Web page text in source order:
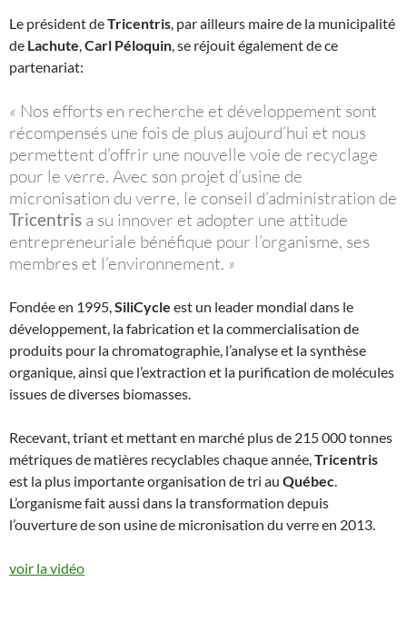
Le président deTricentris , par ailleurs maire de la municipalité
de Lachute Carl Péloquin , se réjouit également de ce
partenariat:
« Nos efforts en recherche et développement sont
récompensés une fois de plus aujourd’hui et nous
permettent d’offrir une nouvelle voie de recyclage
pour le verre. Avec son projet d’usine de
micronisation du verre, le conseil d’administration de
Tricentris a su innover et adopter une attitude
entrepreneuriale bénéfique pour l’organisme, ses
membres et l’environnement. »
Fondée en 1995, SiliCycle est un leader mondial dans le
développement, la fabrication et la commercialisation de
produits pour la chromatographie, l’analyse et la synthèse
organique, ainsi que l’extraction et la purification de molécules
issues de diverses biomasses.
Recevant, triant et mettant en marché plus de 215 000 tonnes
métriques de matières recyclables chaque année, Tricentris
est la plus importante organisation de tri au Québec
L’organisme fait aussi dans la transformation depuis
l’ouverture de son usine de micronisation du verre en 2013.
voir la vidéo